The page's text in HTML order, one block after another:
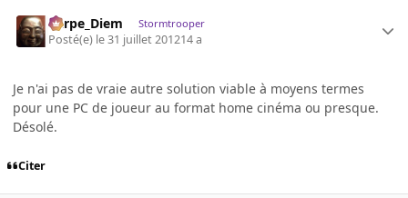
Carpe_Diem Stormtrooper
Posté(e) le 31 juillet 201214 a
Je n'ai pas de vraie autre solution viable à moyens termes
pour une PC de joueur au format home cinéma ou presque.
Désolé.
Citer